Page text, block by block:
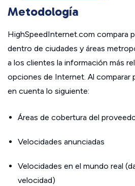
Metodología
HighSpeedInternet.com compara
dentro de ciudades y áreas
a los clientes la información más
opciones de Internet. Al comparar
en cuenta lo siguiente:
Áreas de cobertura del
Velocidades anunciadas
Velocidades en el mundo real
velocidad)